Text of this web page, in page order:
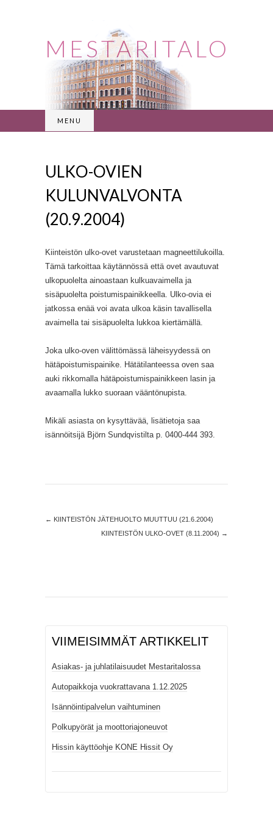
MESTARITALO
MENU
ULKO-OVIEN
KULUNVALVONTA
(20.9.2004)
Kiinteistön ulko-ovet varustetaan magneettilukoilla.
Tämä tarkoittaa käytännössä että ovet avautuvat
ulkopuolelta ainoastaan kulkuavaimella ja
sisäpuolelta poistumispainikkeella. Ulko-ovia ei
jatkossa enää voi avata ulkoa käsin tavallisella
avaimella tai sisäpuolelta lukkoa kiertämällä.
Joka ulko-oven välittömässä läheisyydessä on
hätäpoistumispainike. Hätätilanteessa oven saa
auki rikkomalla hätäpoistumispainikkeen lasin ja
avaamalla lukko suoraan vääntönupista.
Mikäli asiasta on kysyttävää, lisätietoja saa
isännöitsijä Björn Sundqvistilta p. 0400-444 393.
← KIINTEISTÖN JÄTEHUOLTO MUUTTUU (21.6.2004)
KIINTEISTÖN ULKO-OVET (8.11.2004) →
VIIMEISIMMÄT ARTIKKELIT
Asiakas- ja juhlatilaisuudet Mestaritalossa
Autopaikkoja vuokrattavana 1.12.2025
Isännöintipalvelun vaihtuminen
Polkupyörät ja moottoriajoneuvot
Hissin käyttöohje KONE Hissit Oy